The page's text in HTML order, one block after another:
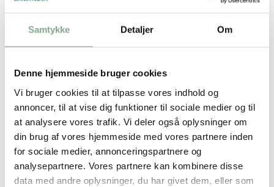
Samtykke Detaljer Om
Denne hjemmeside bruger cookies
Vi bruger cookies til at tilpasse vores indhold og
annoncer, til at vise dig funktioner til sociale medier og til
at analysere vores trafik. Vi deler også oplysninger om
din brug af vores hjemmeside med vores partnere inden
for sociale medier, annonceringspartnere og
analysepartnere. Vores partnere kan kombinere disse
data med andre oplysninger, du har givet dem, eller som